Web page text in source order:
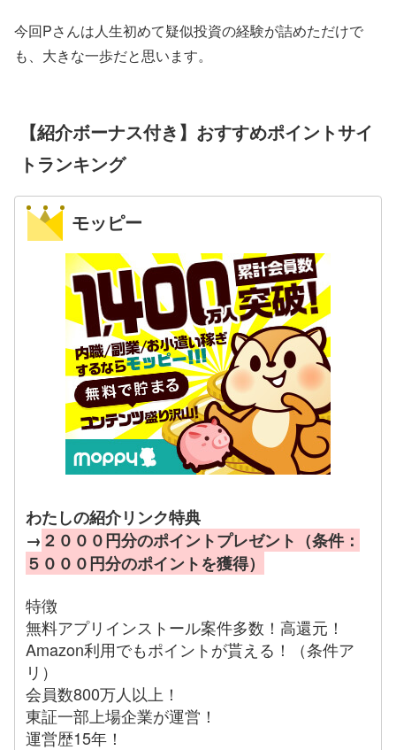
今回Pさんは人生初めて疑似投資の経験が詰めただけで
も、大きな一歩だと思います。
【紹介ボーナス付き】おすすめポイントサイ
トランキング
モッピー
わたしの紹介リンク特典
→ ２０００円分のポイントプレゼント（条件：
５０００円分のポイントを獲得）
特徴
無料アプリインストール案件多数！高還元！
Amazon利用でもポイントが貰える！（条件ア
リ）
会員数800万人以上！
東証一部上場企業が運営！
運営歴15年！